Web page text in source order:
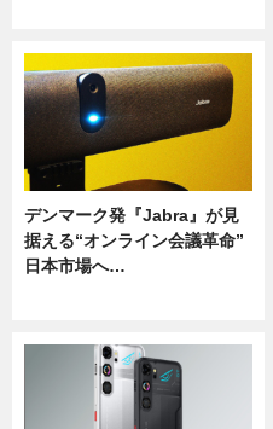
デンマーク発『Jabra』が見
据える“オンライン会議革命”
日本市場へ…